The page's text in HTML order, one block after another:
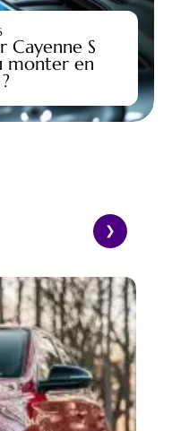
Cayenne S
monter en